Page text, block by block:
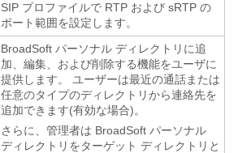
SIP プロファイルで RTP および sRTP の
ポート範囲を設定します。
BroadSoft パーソナル ディレクトリに追
加、編集、および削除する機能をユーザに
提供します。 ユーザーは最近の通話または
任意のタイプのディレクトリから連絡先を
追加できます(有効な場合)。
さらに、管理者は BroadSoft パーソナル
ディレクトリをターゲット ディレクトリと